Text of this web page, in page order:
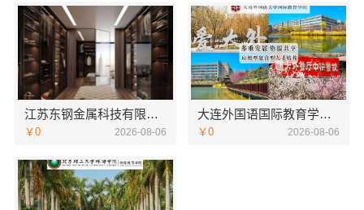
江苏东钢金属科技有限公司不锈钢浴室柜厂家怎么样
￥0 2026-08-06
大连外国语国际教育学院航空职教学校地址欢迎咨询
￥0 2026-08-06